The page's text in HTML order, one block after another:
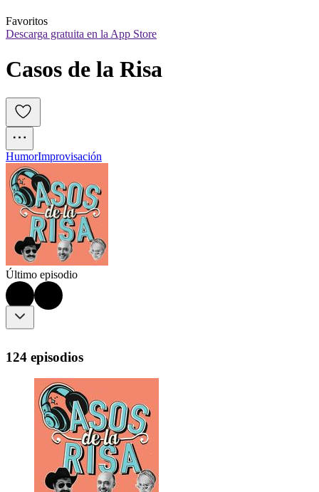
Favoritos
Descarga gratuita en la App Store
Casos de la Risa
HumorImprovisación
Último episodio
124 episodios